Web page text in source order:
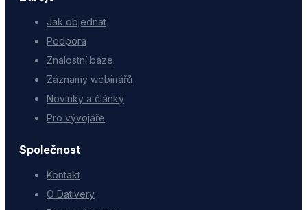
Jak objednat
Podpora
Znalostní báze
Záznamy webinářů
Novinky a články
Pro vývojáře
Společnost
Kontakt
O Dativery